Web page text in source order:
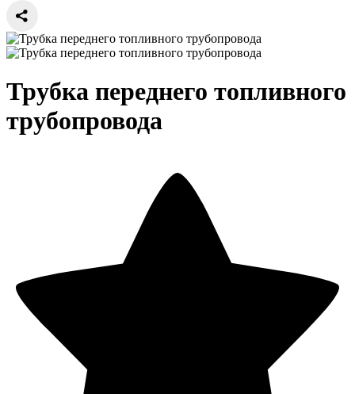
Трубка переднего топливного
трубопровода